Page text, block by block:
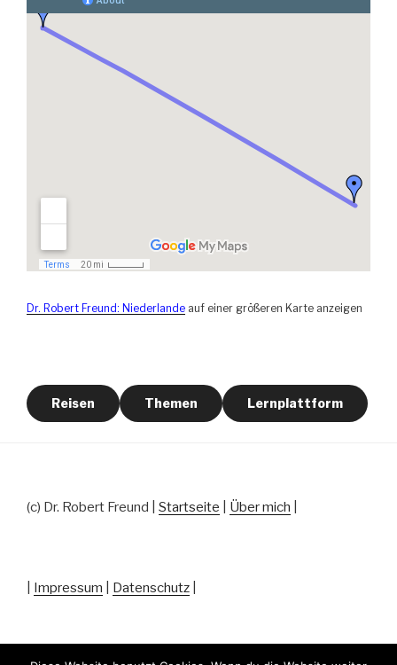
Dr. Robert Freund: Niederlande auf einer größeren Karte anzeigen
Reisen Themen Lernplattform
(c) Dr. Robert Freund | Startseite Über mich
Impressum Datenschutz